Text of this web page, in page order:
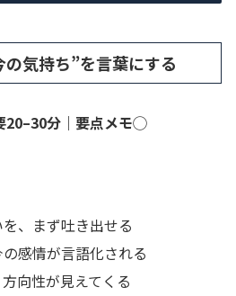
気持ち”を言葉にする
20–30分｜要点メモ◯
、まず吐き出せる
感情が言語化される
向性が見えてくる